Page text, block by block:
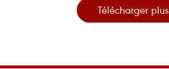
Télécharger plus